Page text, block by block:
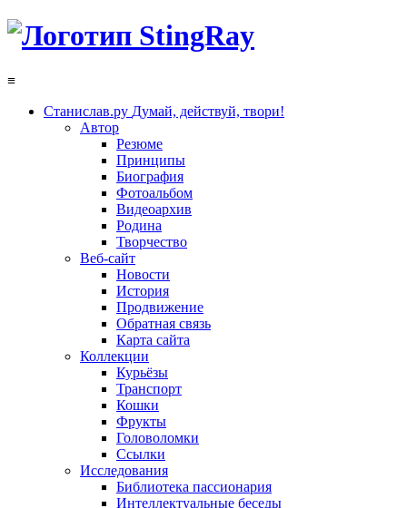
≡
Станислав.ру Думай, действуй, твори!
Автор
Резюме
Принципы
Биография
Фотоальбом
Видеоархив
Родина
Творчество
Веб-сайт
Новости
История
Продвижение
Обратная связь
Карта сайта
Коллекции
Курьёзы
Транспорт
Кошки
Фрукты
Головоломки
Ссылки
Исследования
Библиотека пассионария
Интеллектуальные беседы